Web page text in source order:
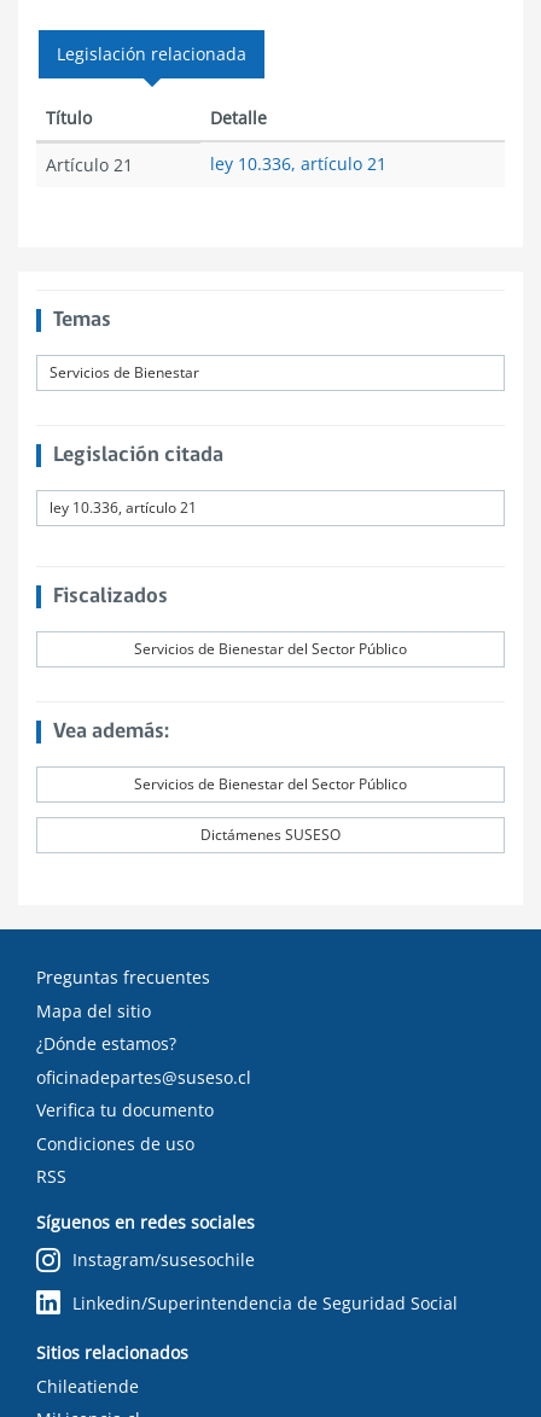
Legislación relacionada
Título Detalle
Artículo 21 ley 10.336, artículo 21
Temas
Servicios de Bienestar
Legislación citada
ley 10.336, artículo 21
Fiscalizados
Servicios de Bienestar del Sector Público
Vea además:
Servicios de Bienestar del Sector Público
Dictámenes SUSESO
Preguntas frecuentes
Mapa del sitio
¿Dónde estamos?
oficinadepartes@suseso.cl
Verifica tu documento
Condiciones de uso
RSS
Síguenos en redes sociales
Instagram/susesochile
Linkedin/Superintendencia de Seguridad Social
Sitios relacionados
Chileatiende